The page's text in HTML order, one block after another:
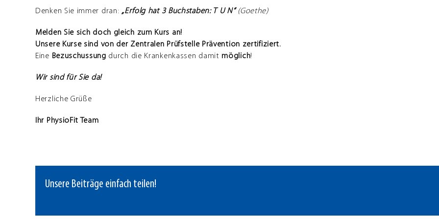
Denken Sie immer dran: „Erfolg hat 3 Buchstaben: T U N“ (Goethe)
Melden Sie sich doch gleich zum Kurs an!
Unsere Kurse sind von der Zentralen Prüfstelle Prävention zertifiziert.
Eine Bezuschussung durch die Krankenkassen damit möglich!
Wir sind für Sie da!
Herzliche Grüße
Ihr PhysioFit Team
Unsere Beiträge einfach teilen!